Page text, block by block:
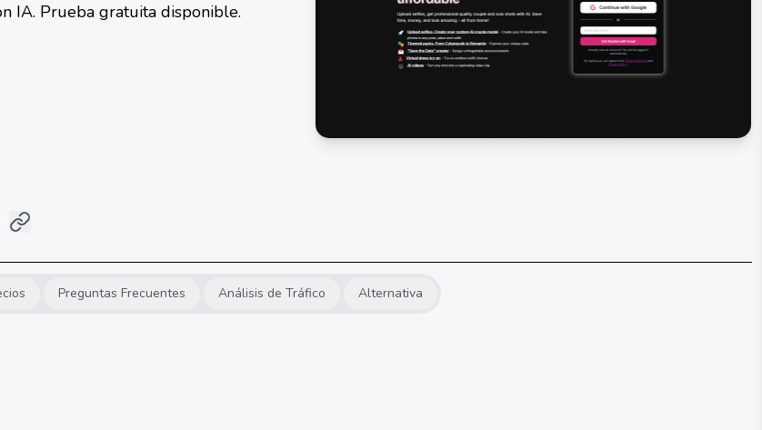
IA. Prueba gratuita disponible.
Preguntas Frecuentes Análisis de Tráfico Alternativa